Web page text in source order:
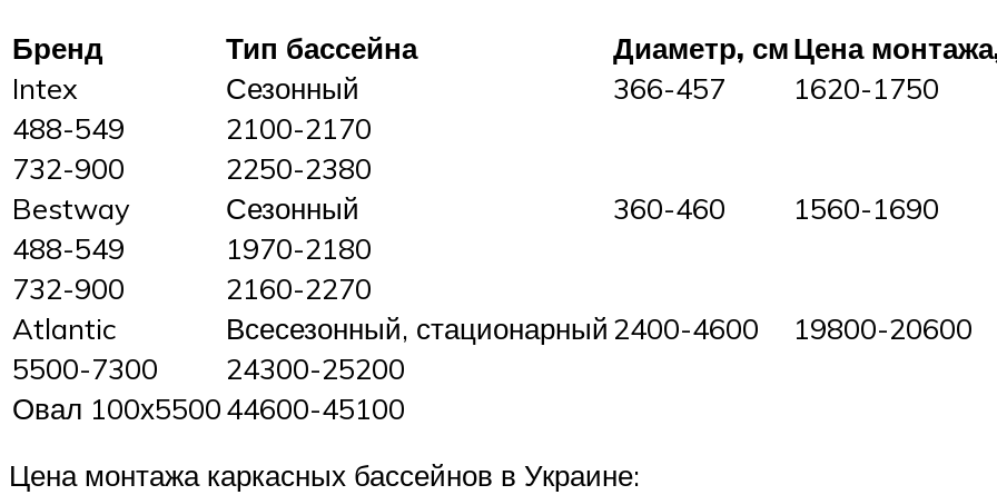
Бренд
Тип бассейна Диаметр, смЦена
Intex
Сезонный 366-457
1620-1750
488-549
2100-2170
732-900
2250-2380
Bestway
Сезонный 360-460
1560-1690
488-549
1970-2180
732-900
2160-2270
Atlantic
Всесезонный, стационарный 2400-4600
19800-20600
5500-7300
24300-25200
Овал 100х550044600-45100
Цена монтажа каркасных бассейнов в Украине: